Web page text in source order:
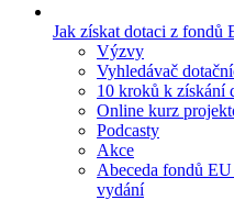
Jak získat dotaci z fondů
Výzvy
Vyhledávač
10 kroků k získání
Online kurz
Podcasty
Akce
Abeceda fondů
vydání